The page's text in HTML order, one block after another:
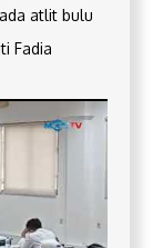
atlit bulu
Fadia